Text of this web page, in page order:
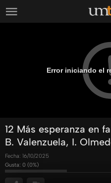
Error iniciando el
12 Más esperanza en
B. Valenzuela, I.
Fecha: 16/10/2025
Gusta: 0 (0%)